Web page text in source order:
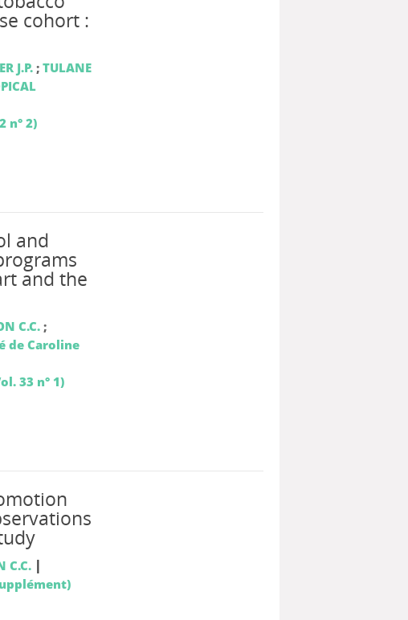
cohort :
J.P.; TULANE
n° 2)
and
and the
C.C.;
de Caroline
33 n° 1)
C.C. |